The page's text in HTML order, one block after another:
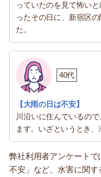
っていたのを見て怖い
ったその日に、新宿区
た。
40代
【大雨の日は不安】
川沿いに住んでいるの
ます。いざというとき、
弊社利用者アンケート
不安」など、水害に関